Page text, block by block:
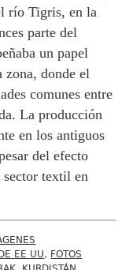
río Tigris, en la
parte del
un papel
zona, donde el
comunes entre
La producción
en los antiguos
del efecto
textil en
EE UU, FOTOS